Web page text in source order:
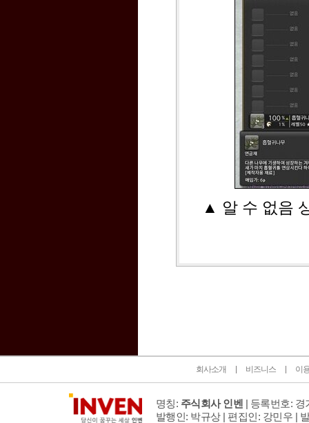
▲ 알 수 없음
회사소개 비즈니스 이
명칭: 주식회사 인벤 | 등록번호: 경
발행인: 박규상 | 편집인: 강민우 |